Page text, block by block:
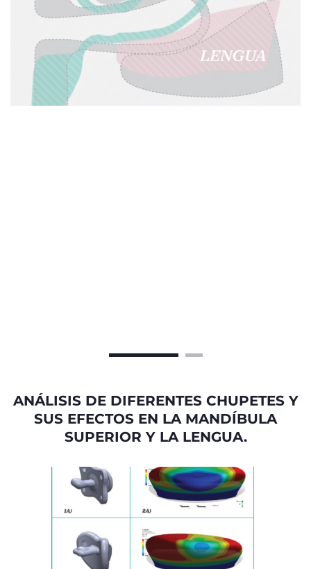
ANÁLISIS DE DIFERENTES CHUPETES Y
SUS EFECTOS EN LA MANDÍBULA
SUPERIOR Y LA LENGUA.